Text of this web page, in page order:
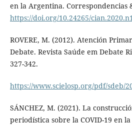
en la Argentina. Correspondencias
https://doi.org/10.24265/
ROVERE, M. (2012). Atención
Debate. Revista Saúde em Debate
327-342.
https://www.scielosp.org/pdf/sdeb/
SÁNCHEZ, M. (2021). La
periodística sobre la COVID-19 en